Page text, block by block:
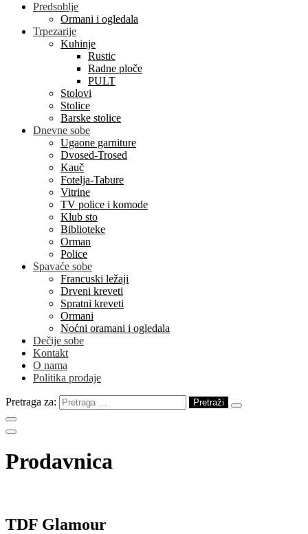
Predsoblje
Ormani i ogledala
Trpezarije
Kuhinje
Rustic
Radne ploče
PULT
Stolovi
Stolice
Barske stolice
Dnevne sobe
Ugaone garniture
Dvosed-Trosed
Kauč
Fotelja-Tabure
Vitrine
TV police i komode
Klub sto
Biblioteke
Orman
Police
Spavaće sobe
Francuski ležaji
Drveni kreveti
Spratni kreveti
Ormani
Noćni oramani i ogledala
Dečije sobe
Kontakt
O nama
Politika prodaje
Pretraga za:
Prodavnica
TDF Glamour